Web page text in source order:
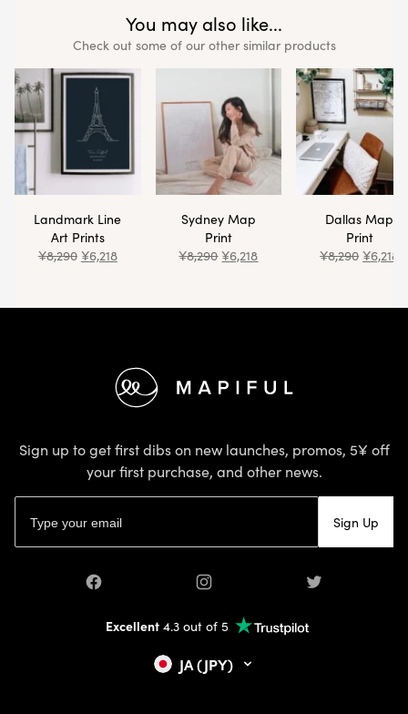
You may also like...
Check out some of our other similar products
Landmark Line
Art Prints
¥8,290 ¥6,218
Sydney Map
Print
¥8,290 ¥6,218
Dallas Map
Print
¥8,290 ¥6,218
Sign up to get first dibs on new launches, promos, 5¥ off
your first purchase, and other news.
Sign Up
Facebook Instagram Twitter
Excellent4.3 out of 5
JA (JPY)